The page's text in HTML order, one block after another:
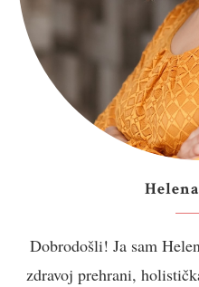
Dobrodošli! Ja sam
zdravoj prehrani,